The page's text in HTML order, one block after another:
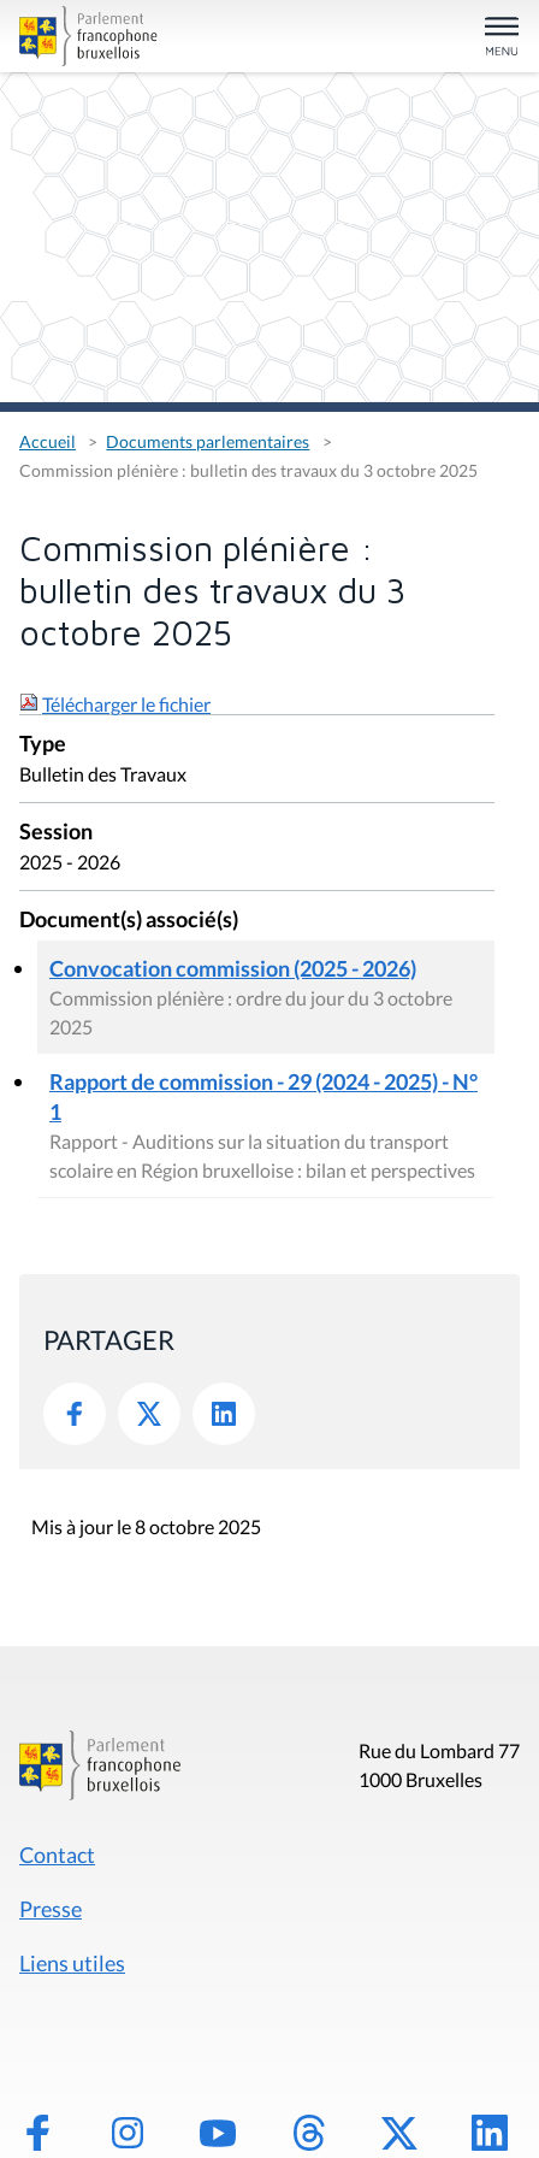
Accueil
Documents parlementaires
Commission plénière : bulletin des travaux du 3 octobre 2025
Commission plénière :
bulletin des travaux du 3
octobre 2025
Télécharger le fichier
Type
Bulletin des Travaux
Session
2025 - 2026
Document(s) associé(s)
Convocation commission (2025 - 2026)
Commission plénière : ordre du jour du 3 octobre
2025
Rapport de commission - 29 (2024 - 2025) - N°
1
Rapport - Auditions sur la situation du transport
scolaire en Région bruxelloise : bilan et perspectives
PARTAGER
Mis à jour le 8 octobre 2025
Rue du Lombard 77
1000 Bruxelles
Contact
Presse
Liens utiles